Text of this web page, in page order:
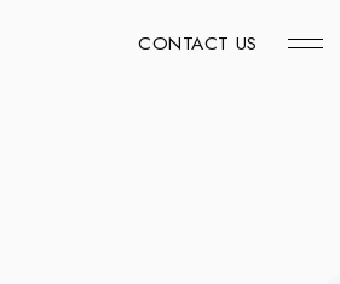
CONTACT US